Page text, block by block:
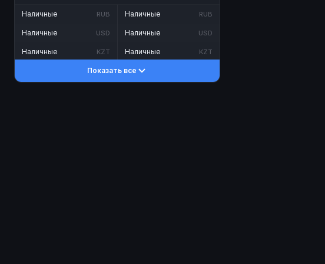
Наличные RUB
Наличные USD
Наличные KZT
Наличные RUB
Наличные USD
Наличные KZT
Показать все